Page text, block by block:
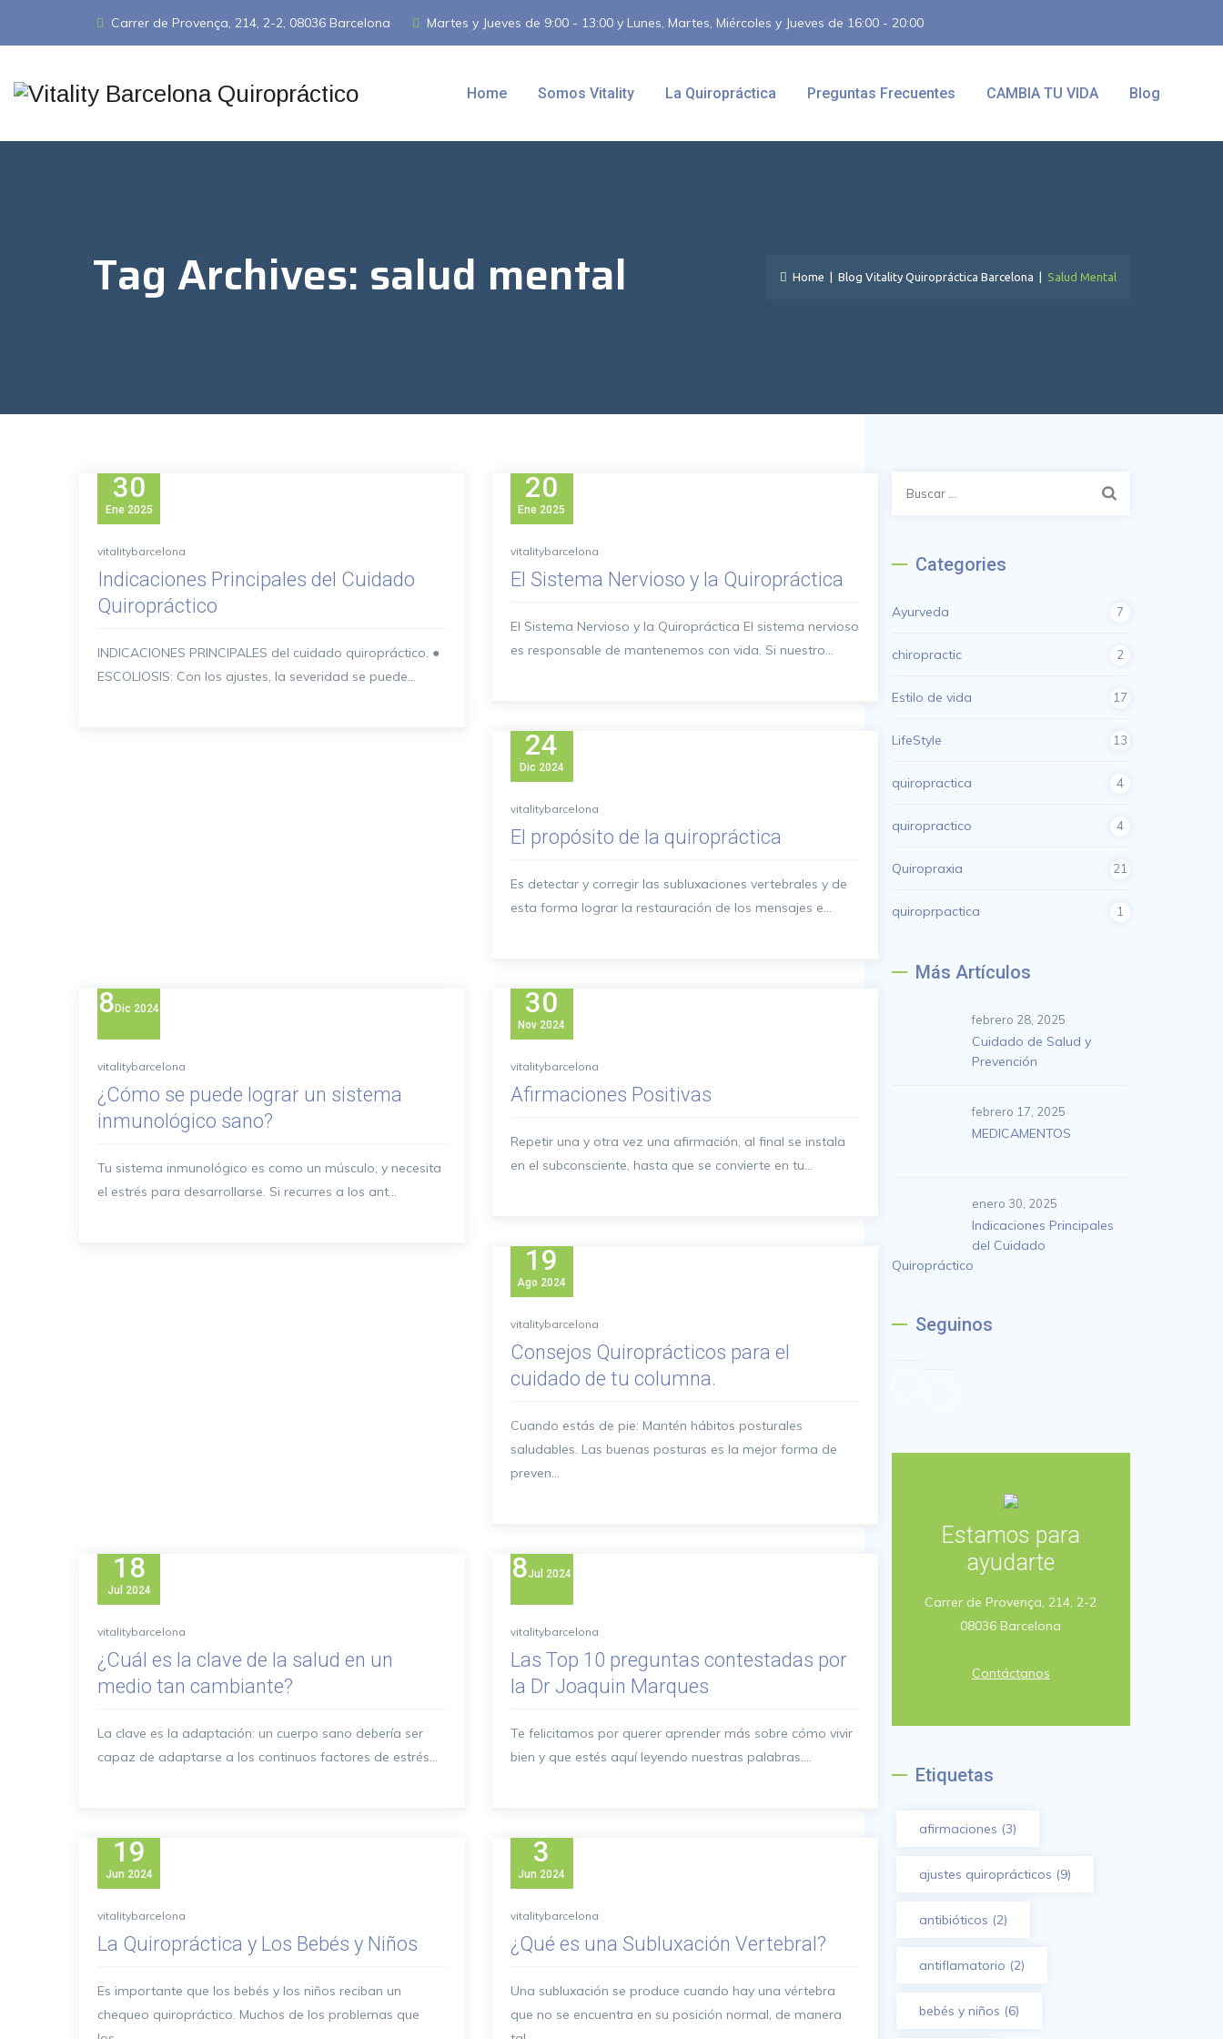
Carrer de Provença, 214, 2-2, 08036 Barcelona Martes y Jueves de 9:00 - 13:00 y Lunes, Martes, Miércoles y Jueves de 16:00 - 20:00
Home Somos Vitality La Quiropráctica Preguntas Frecuentes CAMBIA TU VIDA Blog
Tag Archives: salud mental Home Blog Vitality Quiropráctica Barcelona Salud Mental
30
Ene 2025
vitalitybarcelona
Indicaciones Principales del Cuidado
Quiropráctico
INDICACIONES PRINCIPALES del cuidado quiropráctico. ●
ESCOLIOSIS: Con los ajustes, la severidad se puede...
20
Ene 2025
vitalitybarcelona
El Sistema Nervioso y la Quiropráctica
El Sistema Nervioso y la Quiropráctica El sistema nervioso
es responsable de mantenemos con vida. Si nuestro...
24
Dic 2024
vitalitybarcelona
El propósito de la quiropráctica
Es detectar y corregir las subluxaciones vertebrales y de
esta forma lograr la restauración de los mensajes e...
8 Dic 2024
vitalitybarcelona
¿Cómo se puede lograr un sistema
inmunológico sano?
Tu sistema inmunológico es como un músculo, y necesita
el estrés para desarrollarse. Si recurres a los ant...
30
Nov 2024
vitalitybarcelona
Afirmaciones Positivas
Repetir una y otra vez una afirmación, al final se instala
en el subconsciente, hasta que se convierte en tu...
19
Ago 2024
vitalitybarcelona
Consejos Quiroprácticos para el
cuidado de tu columna.
Cuando estás de pie: Mantén hábitos posturales
saludables. Las buenas posturas es la mejor forma de
preven...
18
Jul 2024
vitalitybarcelona
¿Cuál es la clave de la salud en un
medio tan cambiante?
La clave es la adaptación: un cuerpo sano debería ser
capaz de adaptarse a los continuos factores de estrés...
8Jul 2024
vitalitybarcelona
Las Top 10 preguntas contestadas por
la Dr Joaquin Marques
Te felicitamos por querer aprender más sobre cómo vivir
bien y que estés aquí leyendo nuestras palabras....
19
Jun 2024
vitalitybarcelona
La Quiropráctica y Los Bebés y Niños
Es importante que los bebés y los niños reciban un
chequeo quiropráctico. Muchos de los problemas que
3
Jun 2024
vitalitybarcelona
¿Qué es una Subluxación Vertebral?
Una subluxación se produce cuando hay una vértebra
que no se encuentra en su posición normal, de manera
Categories
Ayurveda 7
chiropractic 2
Estilo de vida 17
LifeStyle 13
quiropractica 4
quiropractico 4
Quiropraxia 21
quiroprpactica 1
Más Artículos
febrero 28, 2025
Cuidado de Salud y
Prevención
febrero 17, 2025
MEDICAMENTOS
enero 30, 2025
Indicaciones Principales
del Cuidado
Quiropráctico
Seguinos
Estamos para
ayudarte
Carrer de Provença, 214, 2-2
08036 Barcelona
Contáctanos
Etiquetas
afirmaciones (3)
ajustes quiroprácticos (9)
antibióticos (2)
antiflamatorio (2)
bebés y niños (6)